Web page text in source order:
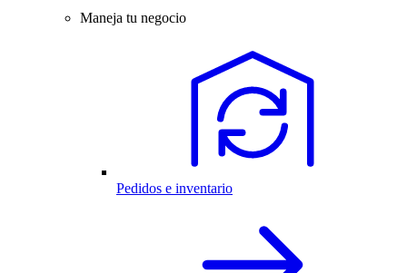
Maneja tu negocio
Pedidos e inventario